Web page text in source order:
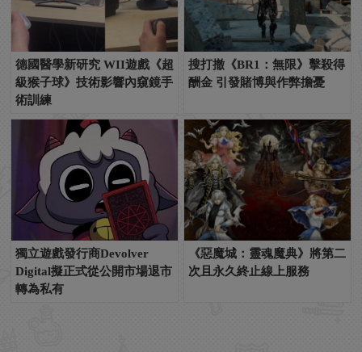
德國醫學新研究 WII遊戲《超
級猴子球》技術影響內窺鏡手
術訓練
搜打撤《BR1：無限》擊殺得
酬金 引發賭博與作弊擔憂
獨立遊戲發行商Devolver
Digital擬正式從公開市場退市
轉為私有
《惡魔城：靈魂魔典》將第二
次且永久終止線上服務